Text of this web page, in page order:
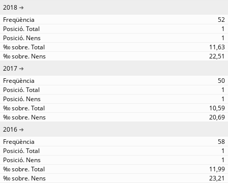
2018
52
1
1
11,63
22,51
2017
50
1
1
10,59
20,69
2016
58
1
1
11,99
23,21